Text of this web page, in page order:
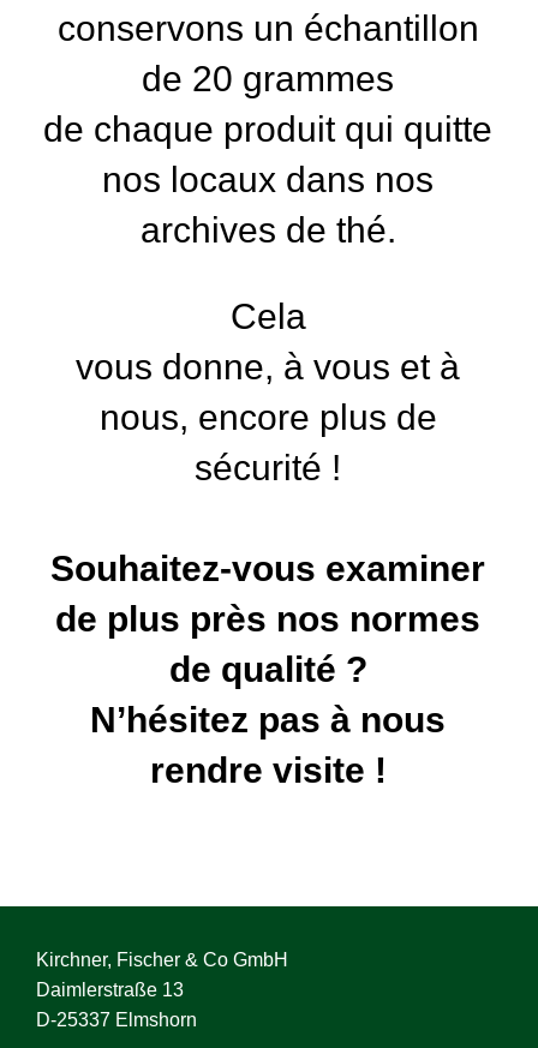
conservons un échantillon
de 20 grammes
de chaque produit qui quitte
nos locaux dans nos
archives de thé.
Cela
vous donne, à vous et à
nous, encore plus de
sécurité !
Souhaitez-vous examiner
de plus près nos normes
de qualité ?
N’hésitez pas à nous
rendre visite !
Kirchner, Fischer & Co GmbH
Daimlerstraße 13
D-25337 Elmshorn